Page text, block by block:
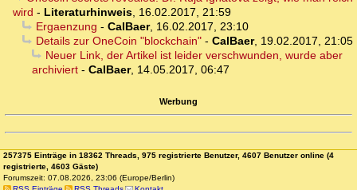
wird - Literaturhinweis, 16.02.2017, 21:59
Ergaenzung - CalBaer, 16.02.2017, 23:10
Details zur OneCoin "blockchain"- CalBaer, 19.02.2017, 21:05
Neuer Link, der Artikel ist leider verschwunden, wurde aber
archiviert - CalBaer, 14.05.2017, 06:47
Werbung
257375 Einträge in 18362 Threads, 975 registrierte Benutzer, 4607 Benutzer online (4
registrierte, 4603 Gäste)
Forumszeit: 07.08.2026, 23:06 (Europe/Berlin)